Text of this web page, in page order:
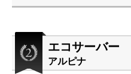
エコサーバー
アルピナ